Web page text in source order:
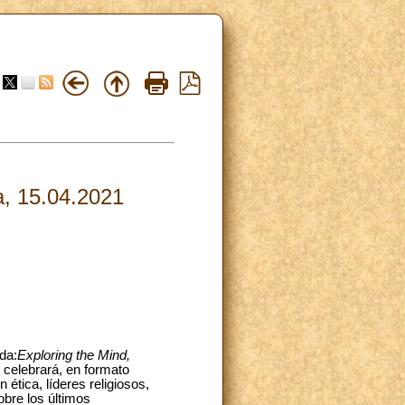
15.04.2021
Exploring the Mind,
en formato
ética, líderes religiosos,
los últimos